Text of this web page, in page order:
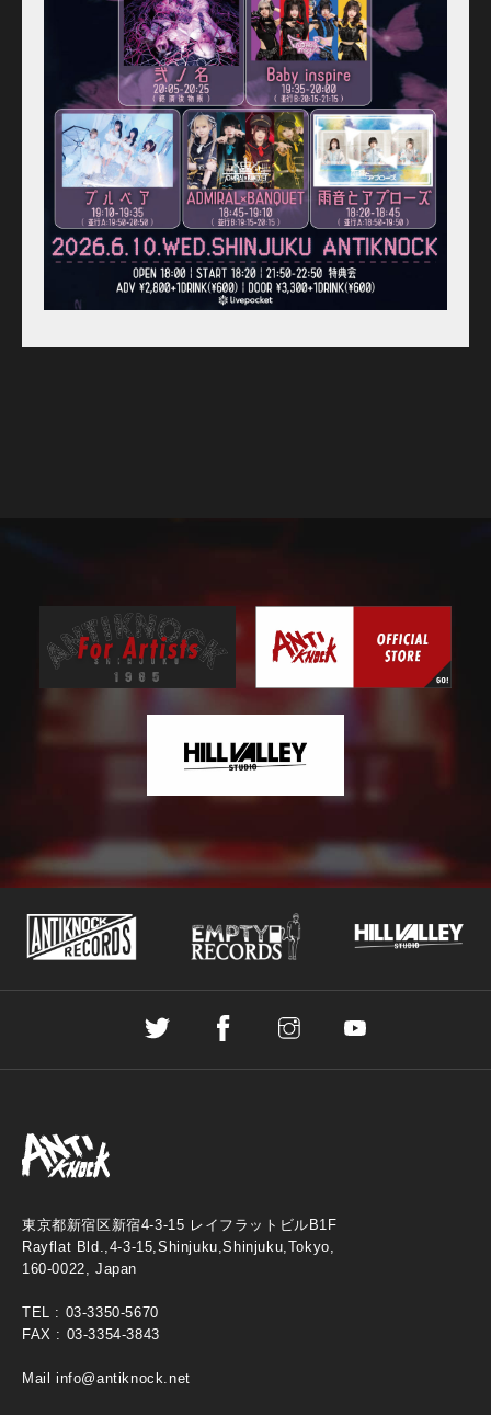
For Artists
Access
Contact
Online Store
Label
東京都新宿区新宿4-3-15 レイフラットビルB1F
Rayflat Bld.,4-3-15,Shinjuku,Shinjuku,Tokyo,
160-0022, Japan
TEL : 03-3350-5670
FAX : 03-3354-3843
Mailinfo@antiknock.net